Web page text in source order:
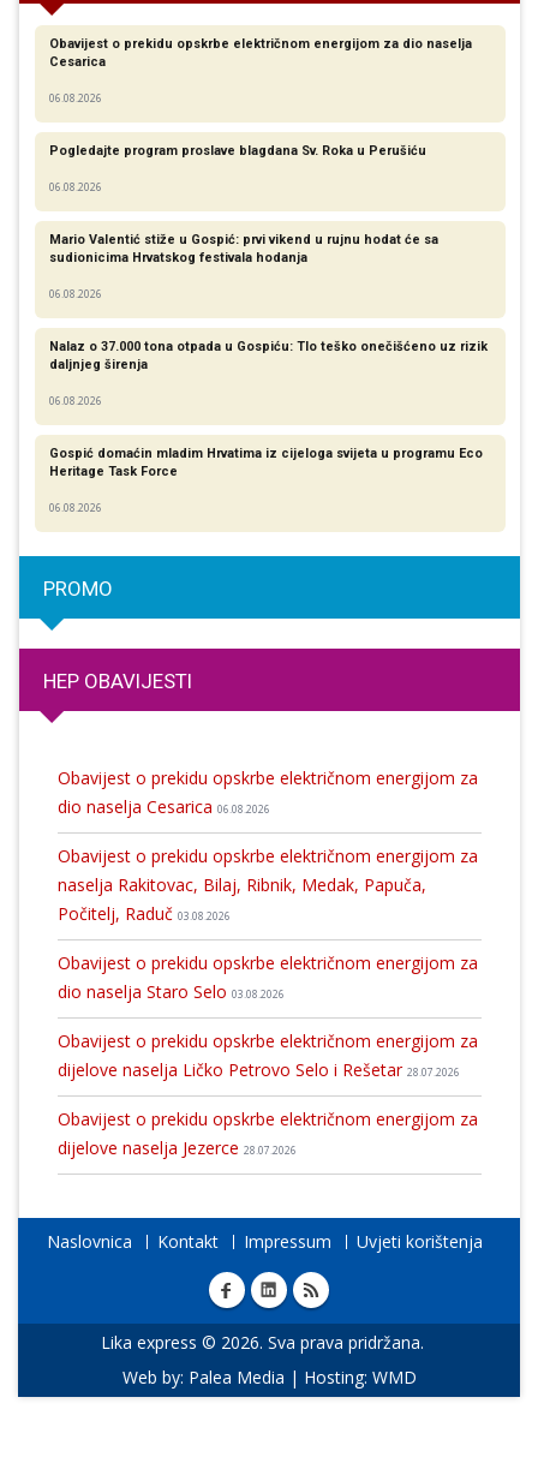
Obavijest o prekidu opskrbe električnom energijom za dio naselja
Cesarica
06.08.2026
Pogledajte program proslave blagdana Sv. Roka u Perušiću
06.08.2026
Mario Valentić stiže u Gospić: prvi vikend u rujnu hodat će sa
sudionicima Hrvatskog festivala hodanja
06.08.2026
Nalaz o 37.000 tona otpada u Gospiću: Tlo teško onečišćeno uz rizik
daljnjeg širenja
06.08.2026
Gospić domaćin mladim Hrvatima iz cijeloga svijeta u programu Eco
Heritage Task Force
06.08.2026
PROMO
HEP OBAVIJESTI
Obavijest o prekidu opskrbe električnom energijom za
dio naselja Cesarica 06.08.2026
Obavijest o prekidu opskrbe električnom energijom za
naselja Rakitovac, Bilaj, Ribnik, Medak, Papuča,
Počitelj, Raduč 03.08.2026
Obavijest o prekidu opskrbe električnom energijom za
dio naselja Staro Selo 03.08.2026
Obavijest o prekidu opskrbe električnom energijom za
dijelove naselja Ličko Petrovo Selo i Rešetar 28.07.2026
Obavijest o prekidu opskrbe električnom energijom za
dijelove naselja Jezerce 28.07.2026
Naslovnica Kontakt Impressum Uvjeti korištenja
Lika express © 2026. Sva prava pridržana.
Web by: Palea Media | Hosting: WMD